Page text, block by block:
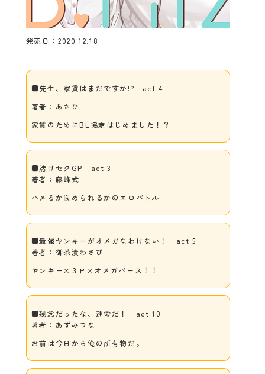
発売日：2020.12.18
■先生、家賃はまだですか!? act.4
著者：あさひ
家賃のためにBL協定はじめました！？
■賭けセクGP act.3
著者：藤峰式
ハメるか嵌められるかのエロバトル
■最強ヤンキーがオメガなわけない！ act.5
著者：御茶漬わさび
ヤンキー×３Ｐ×オメガバース！！
■残念だったな、運命だ！ act.10
著者：あずみつな
お前は今日から俺の所有物だ。